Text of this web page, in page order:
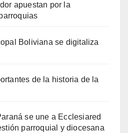
apuestan por la
Boliviana se digitaliza
de la historia de la
se une a Ecclesiared
parroquial y diocesana